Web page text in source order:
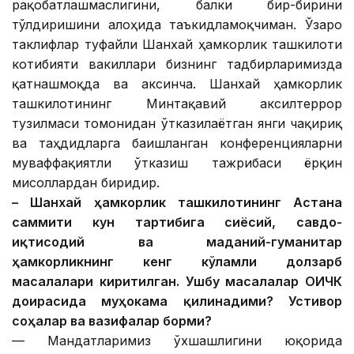
рақобатлашмаслигини, балки бир-бирини
тўлдиришини алоҳида таъкидламоқчиман. Ўзаро
таклифлар туфайли Шанхай ҳамкорлик ташкилоти
котибияти вакиллари бизнинг тадбирларимизда
қатнашмоқда ва аксинча. Шанхай ҳамкорлик
ташкилотининг Минтақавий аксилтеррор
тузилмаси томонидан ўтказилаётган янги чақириқ
ва таҳдидларга бағишланган конференцияларни
муваффақиятли ўтказиш тажрибаси ёрқин
мисоллардан биридир.
– Шанхай ҳамкорлик ташкилотининг Астана
саммити кун тартибига сиёсий, савдо-
иқтисодий ва маданий-гуманитар
ҳамкорликнинг кенг кўламли долзарб
масалалари киритилган. Ушбу масалалар ОҲИЧК
доирасида муҳокама қилинадими? Устивор
соҳалар ва вазифалар борми?
— Мандатларимиз ўхшашлигини юқорида